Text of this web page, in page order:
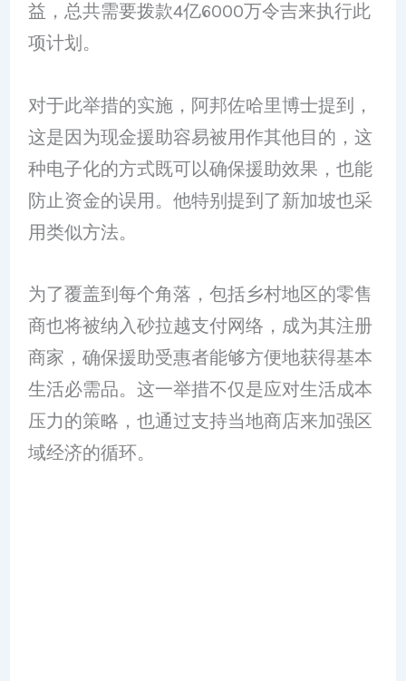
益，总共需要拨款4亿6000万令吉来执行此
项计划。
对于此举措的实施，阿邦佐哈里博士提到，
这是因为现金援助容易被用作其他目的，这
种电子化的方式既可以确保援助效果，也能
防止资金的误用。他特别提到了新加坡也采
用类似方法。
为了覆盖到每个角落，包括乡村地区的零售
商也将被纳入砂拉越支付网络，成为其注册
商家，确保援助受惠者能够方便地获得基本
生活必需品。这一举措不仅是应对生活成本
压力的策略，也通过支持当地商店来加强区
域经济的循环。